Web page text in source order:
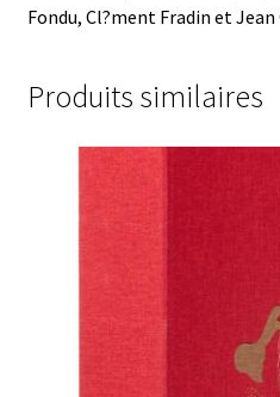
Fondu, Cl?ment Fradin et Jean
Produits similaires